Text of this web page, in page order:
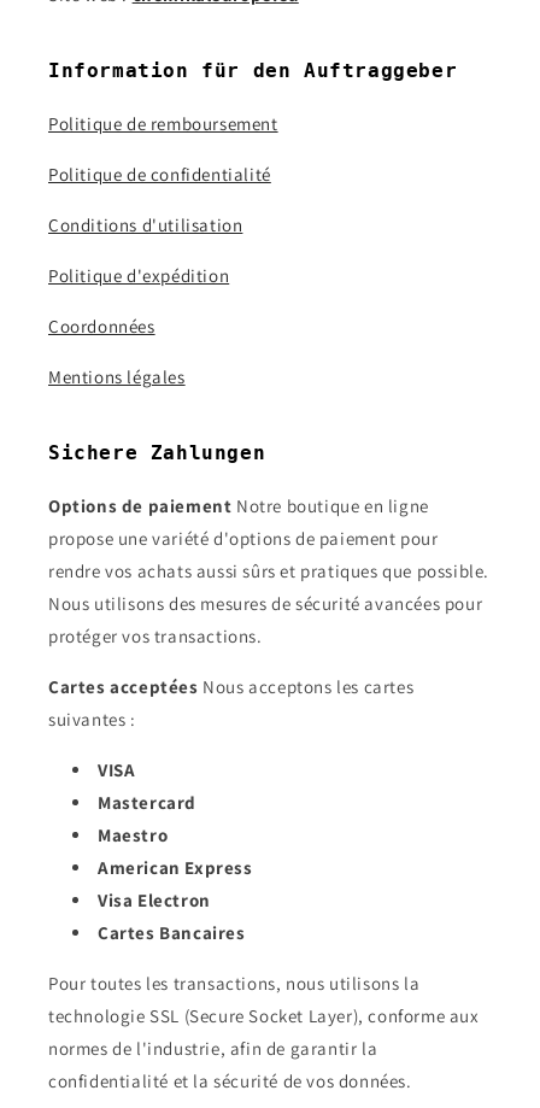
Information für den Auftraggeber
Politique de remboursement
Politique de confidentialité
Conditions d'utilisation
Politique d'expédition
Coordonnées
Mentions légales
Sichere Zahlungen
Options de paiement Notre boutique en ligne
propose une variété d'options de paiement pour
rendre vos achats aussi sûrs et pratiques que possible.
Nous utilisons des mesures de sécurité avancées pour
protéger vos transactions.
Cartes acceptées Nous acceptons les cartes
suivantes :
VISA
Mastercard
Maestro
American Express
Visa Electron
Cartes Bancaires
Pour toutes les transactions, nous utilisons la
technologie SSL (Secure Socket Layer), conforme aux
normes de l'industrie, afin de garantir la
confidentialité et la sécurité de vos données.